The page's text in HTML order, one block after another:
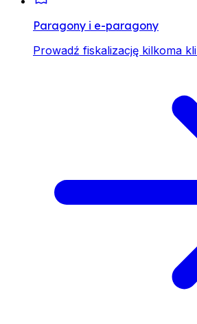
Paragony i e-paragony
Prowadź fiskalizację kilkoma